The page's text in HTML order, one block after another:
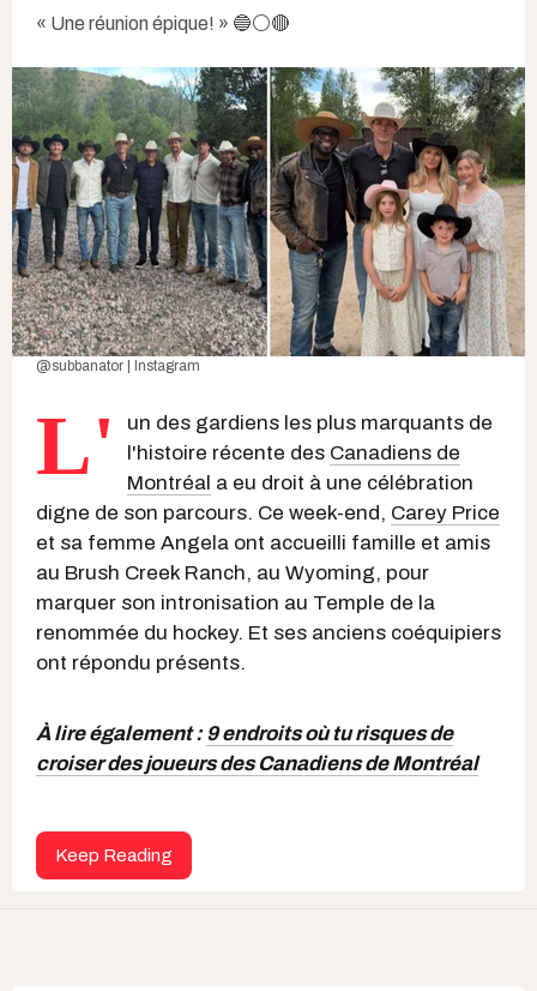
« Une réunion épique! » 🔵⚪️🔴
@subbanator | Instagram
L'
un des gardiens les plus marquants de
l'histoire récente des Canadiens de
Montréal a eu droit à une célébration
digne de son parcours. Ce week-end, Carey Price
et sa femme Angela ont accueilli famille et amis
au Brush Creek Ranch, au Wyoming, pour
marquer son intronisation au Temple de la
renommée du hockey. Et ses anciens coéquipiers
ont répondu présents.
À lire également :9 endroits où tu risques de
croiser des joueurs des Canadiens de Montréal
Keep Reading